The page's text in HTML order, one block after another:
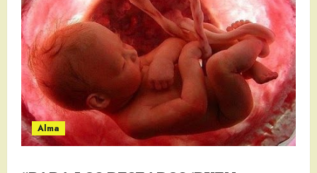
Alma